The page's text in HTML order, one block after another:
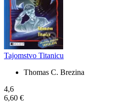
Tajomstvo Titanicu
Thomas C. Brezina
4,6
6,60 €